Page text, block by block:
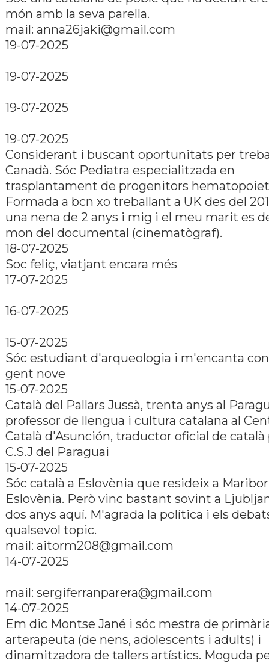
món amb la seva parella.
mail: anna26jaki@gmail.com
19-07-2025
19-07-2025
19-07-2025
19-07-2025
Considerant i buscant oportunitats per
Canadà. Sóc Pediatra especialitzada en
trasplantament de progenitors
Formada a bcn xo treballant a UK des del
una nena de 2 anys i mig i el meu marit es
mon del documental (cinematògraf).
18-07-2025
Soc feliç, viatjant encara més
17-07-2025
16-07-2025
15-07-2025
Sóc estudiant d'arqueologia i m'encanta
gent nove
15-07-2025
Català del Pallars Jussà, trenta anys al
professor de llengua i cultura catalana al
Català d'Asunción, traductor oficial de català
C.S.J del Paraguai
15-07-2025
Sóc català a Eslovènia que resideix a
Eslovènia. Però vinc bastant sovint a
dos anys aquí. M'agrada la política i els
qualsevol topic.
mail: aitorm208@gmail.com
14-07-2025
mail: sergiferranparera@gmail.com
14-07-2025
Em dic Montse Jané i sóc mestra de
arterapeuta (de nens, adolescents i adults) i
dinamitzadora de tallers artístics. Moguda